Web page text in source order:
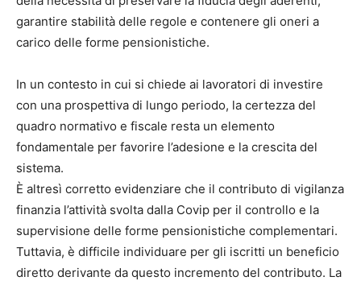
garantire stabilità delle regole e contenere gli oneri a
carico delle forme pensionistiche.
In un contesto in cui si chiede ai lavoratori di investire
con una prospettiva di lungo periodo, la certezza del
quadro normativo e fiscale resta un elemento
fondamentale per favorire l’adesione e la crescita del
sistema.
È altresì corretto evidenziare che il contributo di vigilanza
finanzia l’attività svolta dalla Covip per il controllo e la
supervisione delle forme pensionistiche complementari.
Tuttavia, è difficile individuare per gli iscritti un beneficio
diretto derivante da questo incremento del contributo. La